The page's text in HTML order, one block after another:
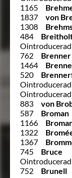
1165
1837
von
1308
484
Ointroducerad
762
Brenner
1464
520
Ointroducerad
Ointroducerad
883
von
587
Broman
1166
1322
1367
745
Bruce
Ointroducerad
752
Brunell